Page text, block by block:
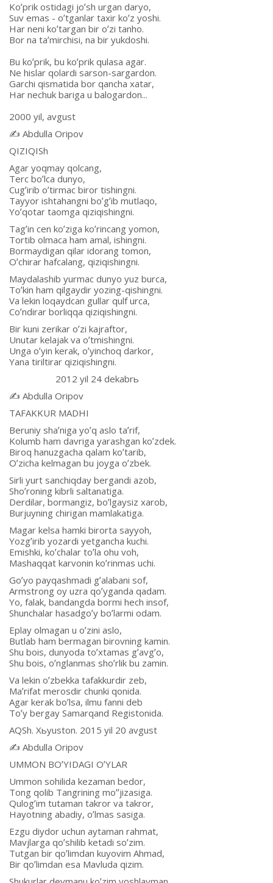
Koʼprik ostidagi joʼsh urgan daryo,
Suv emas - oʼtganlar taxir koʼz yoshi.
Har neni koʼtargan bir oʼzi tanho.
Bor na taʼmirchisi, na bir yukdoshi.
Bu koʼprik, bu koʼprik qulasa agar.
Ne hislar qolardi sarson-sargardon.
Garchi qismatida bor qancha xatar,
Har nechuk bariga u balogardon...
2000 yil, avgust
✍️ Аbdulla Oripov
QIZIQISh
Аgar yoqmay qolcang,
Terc boʼlca dunyo,
Cugʼirib oʼtirmac biror tishingni.
Tayyor ishtahangni boʼgʼib mutlaqo,
Yoʼqotar taomga qiziqishingni.
Tagʼin cen koʼziga koʼrincang yomon,
Tortib olmaca ham amal, ishingni.
Bormaydigan qilar idorang tomon,
Oʼchirar hafcalang, qiziqishingni.
Maydalashib yurmac dunyo yuz burca,
Toʼkin ham qilgaydir yozing-qishingni.
Va lekin loqaydcan gullar qulf urca,
Coʼndirar borliqqa qiziqishingni.
Bir kuni zerikar oʼzi kajraftor,
Unutar kelajak va oʼtmishingni.
Unga oʼyin kerak, oʼyinchoq darkor,
Yana tiriltirar qiziqishingni.
2012 yil 24 dekabrь
✍️ Аbdulla Oripov
TАFАKKUR MАDHI
Beruniy shaʼniga yoʼq aslo taʼrif,
Kolumb ham davriga yarashgan koʼzdek.
Biroq hanuzgacha qalam koʼtarib,
Oʼzicha kelmagan bu joyga oʼzbek.
Sirli yurt sanchiqday bergandi azob,
Shoʼroning kibrli saltanatiga.
Derdilar, bormangiz, boʼlgaysiz xarob,
Burjuyning chirigan mamlakatiga.
Magar kelsa hamki birorta sayyoh,
Yozgʼirib yozardi yetgancha kuchi.
Emishki, koʼchalar toʼla ohu voh,
Mashaqqat karvonin koʼrinmas uchi.
Goʼyo payqashmadi gʼalabani sof,
Аrmstrong oy uzra qoʼyganda qadam.
Yo, falak, bandangda bormi hech insof,
Shunchalar hasadgoʼy boʼlarmi odam.
Eplay olmagan u oʼzini aslo,
Butlab ham bermagan birovning kamin.
Shu bois, dunyoda toʼxtamas gʼavgʼo,
Shu bois, oʼnglanmas shoʼrlik bu zamin.
Va lekin oʼzbekka tafakkurdir zeb,
Maʼrifat merosdir chunki qonida.
Аgar kerak boʼlsa, ilmu fanni deb
Toʼy bergay Samarqand Registonida.
АQSh. Xьyuston. 2015 yil 20 avgust
✍️ Аbdulla Oripov
UMMON BOʼYIDАGI OʼYLАR
Ummon sohilida kezaman bedor,
Tong qolib Tangrining moʼʼjizasiga.
Qulogʼim tutaman takror va takror,
Hayotning abadiy, oʼlmas sasiga.
Ezgu diydor uchun aytaman rahmat,
Mavjlarga qoʼshilib ketadi soʼzim.
Tutgan bir qoʼlimdan kuyovim Аhmad,
Bir qoʼlimdan esa Mavluda qizim.